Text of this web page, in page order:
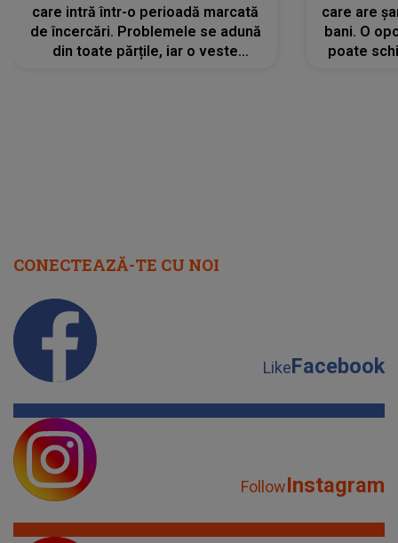
care intră într-o perioadă marcată
de încercări. Problemele se adună
din toate părțile, iar o veste
care are
bani. O
poate
CONECTEAZĂ-TE CU NOI
LikeFacebook
FollowInstagram